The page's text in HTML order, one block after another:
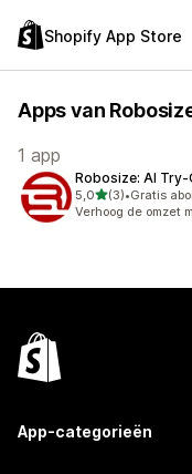
Shopify App Store
Apps van
1 app
Robosize: AI
5,0van 5 sterren
(3)
3 recensies in totaal
•Gratis
Verhoog de omzet
App-categorieën